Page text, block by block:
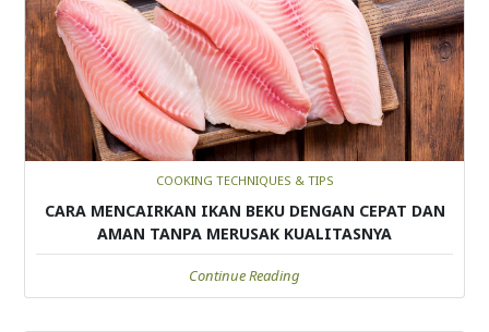
COOKING TECHNIQUES & TIPS
CARA MENCAIRKAN IKAN BEKU DENGAN CEPAT DAN
AMAN TANPA MERUSAK KUALITASNYA
Continue Reading